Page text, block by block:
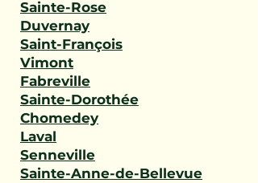
Sainte-Rose
Duvernay
Saint-François
Vimont
Fabreville
Sainte-Dorothée
Chomedey
Laval
Senneville
Sainte-Anne-de-Bellevue